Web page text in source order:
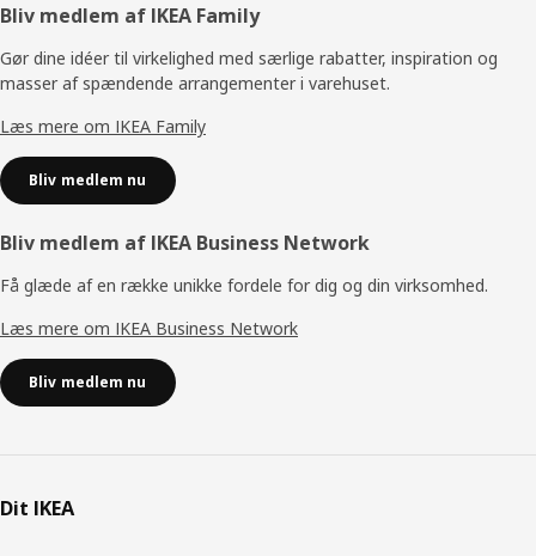
Footer
Bliv medlem af IKEA Family
Gør dine idéer til virkelighed med særlige rabatter, inspiration og
masser af spændende arrangementer i varehuset.
Læs mere om IKEA Family
Bliv medlem nu
Bliv medlem af IKEA Business Network
Få glæde af en række unikke fordele for dig og din virksomhed.
Læs mere om IKEA Business Network
Bliv medlem nu
Dit IKEA